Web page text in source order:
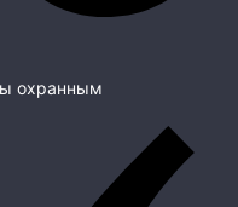
охранным